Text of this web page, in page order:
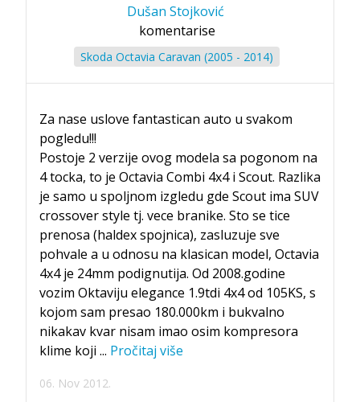
Dušan Stojković
komentarise
Skoda Octavia Caravan (2005 - 2014)
Za nase uslove fantastican auto u svakom
pogledu!!!
Postoje 2 verzije ovog modela sa pogonom na
4 tocka, to je Octavia Combi 4x4 i Scout. Razlika
je samo u spoljnom izgledu gde Scout ima SUV
crossover style tj. vece branike. Sto se tice
prenosa (haldex spojnica), zasluzuje sve
pohvale a u odnosu na klasican model, Octavia
4x4 je 24mm podignutija. Od 2008.godine
vozim Oktaviju elegance 1.9tdi 4x4 od 105KS, s
kojom sam presao 180.000km i bukvalno
nikakav kvar nisam imao osim kompresora
klime koji ... Pročitaj više
06. Nov 2012.